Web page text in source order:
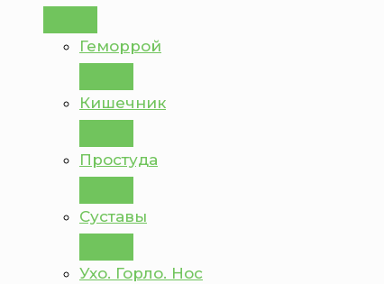
Геморрой
Кишечник
Простуда
Суставы
Ухо. Горло. Нос